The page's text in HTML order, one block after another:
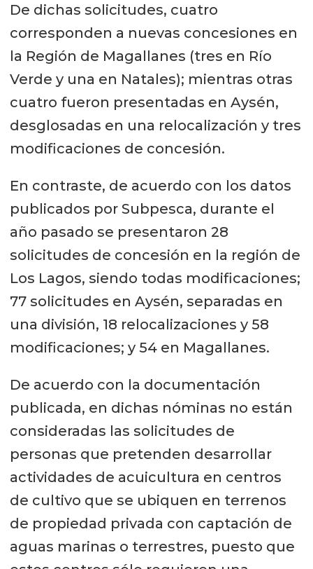
De dichas solicitudes, cuatro
corresponden a nuevas concesiones en
la Región de Magallanes (tres en Río
Verde y una en Natales); mientras otras
cuatro fueron presentadas en Aysén,
desglosadas en una relocalización y tres
modificaciones de concesión.
En contraste, de acuerdo con los datos
publicados por Subpesca, durante el
año pasado se presentaron 28
solicitudes de concesión en la región de
Los Lagos, siendo todas modificaciones;
77 solicitudes en Aysén, separadas en
una división, 18 relocalizaciones y 58
modificaciones; y 54 en Magallanes.
De acuerdo con la documentación
publicada, en dichas nóminas no están
consideradas las solicitudes de
personas que pretenden desarrollar
actividades de acuicultura en centros
de cultivo que se ubiquen en terrenos
de propiedad privada con captación de
aguas marinas o terrestres, puesto que